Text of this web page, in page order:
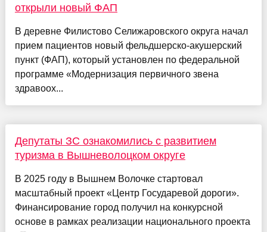
открыли новый ФАП
В деревне Филистово Селижаровского округа начал
прием пациентов новый фельдшерско-акушерский
пункт (ФАП), который установлен по федеральной
программе «Модернизация первичного звена
здравоох...
Депутаты ЗС ознакомились с развитием
туризма в Вышневолоцком округе
В 2025 году в Вышнем Волочке стартовал
масштабный проект «Центр Государевой дороги».
Финансирование город получил на конкурсной
основе в рамках реализации национального проекта